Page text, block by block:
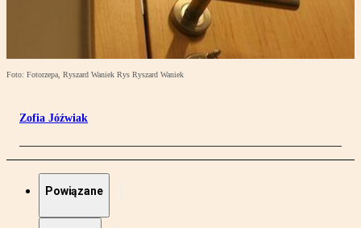
Foto: Fotorzepa, Ryszard Waniek Rys Ryszard Waniek
Zofia Jóźwiak
Powiązane